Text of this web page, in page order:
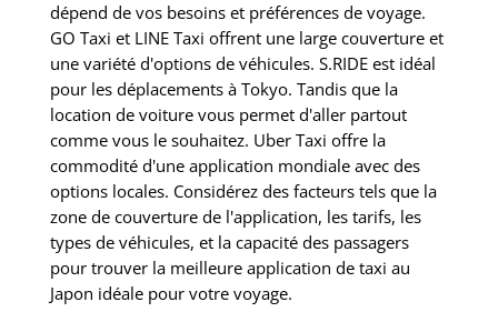
dépend de vos besoins et préférences de voyage.
GO Taxi et LINE Taxi offrent une large couverture et
une variété d'options de véhicules. S.RIDE est idéal
pour les déplacements à Tokyo. Tandis que la
location de voiture vous permet d'aller partout
comme vous le souhaitez. Uber Taxi offre la
commodité d'une application mondiale avec des
options locales. Considérez des facteurs tels que la
zone de couverture de l'application, les tarifs, les
types de véhicules, et la capacité des passagers
pour trouver la meilleure application de taxi au
Japon idéale pour votre voyage.